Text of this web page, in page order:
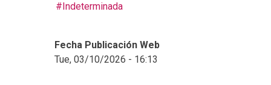
Indeterminada
Fecha Publicación Web
Tue, 03/10/2026 - 16:13